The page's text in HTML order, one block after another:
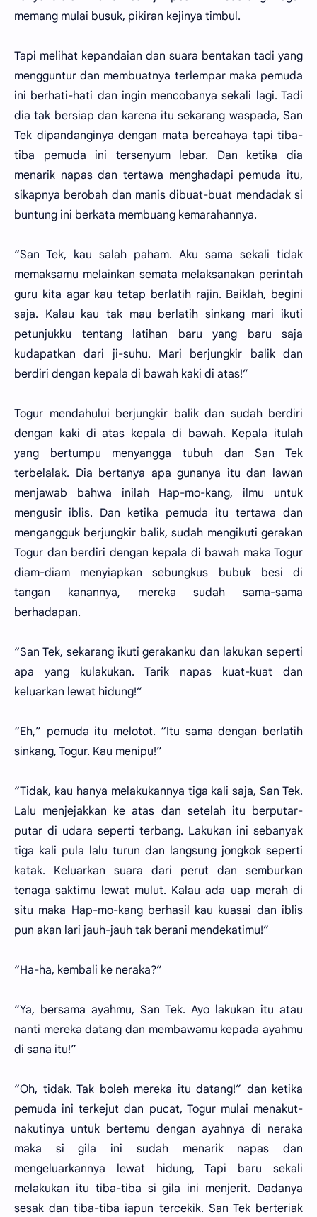
memang mulai busuk, pikiran kejinya timbul.
Tapi melihat kepandaian dan suara bentakan tadi yang
mengguntur dan membuatnya terlempar maka pemuda
ini berhati-hati dan ingin mencobanya sekali lagi. Tadi
dia tak bersiap dan karena itu sekarang waspada, San
Tek dipandanginya dengan mata bercahaya tapi tiba-
tiba pemuda ini tersenyum lebar. Dan ketika dia
menarik napas dan tertawa menghadapi pemuda itu,
sikapnya berobah dan manis dibuat-buat mendadak si
buntung ini berkata membuang kemarahannya.
“San Tek, kau salah paham. Aku sama sekali tidak
memaksamu melainkan semata melaksanakan perintah
guru kita agar kau tetap berlatih rajin. Baiklah, begini
saja. Kalau kau tak mau berlatih sinkang mari ikuti
petunjukku tentang latihan baru yang baru saja
kudapatkan dari ji-suhu. Mari berjungkir balik dan
berdiri dengan kepala di bawah kaki di atas!”
Togur mendahului berjungkir balik dan sudah berdiri
dengan kaki di atas kepala di bawah. Kepala itulah
yang bertumpu menyangga tubuh dan San Tek
terbelalak. Dia bertanya apa gunanya itu dan lawan
menjawab bahwa inilah Hap-mo-kang, ilmu untuk
mengusir iblis. Dan ketika pemuda itu tertawa dan
mengangguk berjungkir balik, sudah mengikuti gerakan
Togur dan berdiri dengan kepala di bawah maka Togur
diam-diam menyiapkan sebungkus bubuk besi di
tangan kanannya, mereka sudah sama-sama
berhadapan.
“San Tek, sekarang ikuti gerakanku dan lakukan seperti
apa yang kulakukan. Tarik napas kuat-kuat dan
keluarkan lewat hidung!”
“Eh,” pemuda itu melotot. “Itu sama dengan berlatih
sinkang, Togur. Kau menipu!”
“Tidak, kau hanya melakukannya tiga kali saja, San Tek.
Lalu menjejakkan ke atas dan setelah itu berputar-
putar di udara seperti terbang. Lakukan ini sebanyak
tiga kali pula lalu turun dan langsung jongkok seperti
katak. Keluarkan suara dari perut dan semburkan
tenaga saktimu lewat mulut. Kalau ada uap merah di
situ maka Hap-mo-kang berhasil kau kuasai dan iblis
pun akan lari jauh-jauh tak berani mendekatimu!”
“Ha-ha, kembali ke neraka?”
“Ya, bersama ayahmu, San Tek. Ayo lakukan itu atau
nanti mereka datang dan membawamu kepada ayahmu
di sana itu!”
“Oh, tidak. Tak boleh mereka itu datang!” dan ketika
pemuda ini terkejut dan pucat, Togur mulai menakut-
nakutinya untuk bertemu dengan ayahnya di neraka
maka si gila ini sudah menarik napas dan
mengeluarkannya lewat hidung, Tapi baru sekali
melakukan itu tiba-tiba si gila ini menjerit. Dadanya
sesak dan tiba-tiba iapun tercekik. San Tek berteriak